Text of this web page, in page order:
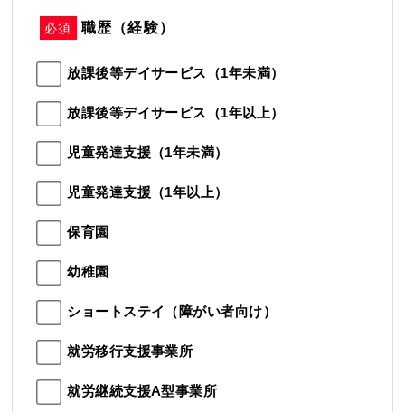
必須 職歴（経験）
放課後等デイサービス（1年未満）
放課後等デイサービス（1年以上）
児童発達支援（1年未満）
児童発達支援（1年以上）
保育園
幼稚園
ショートステイ（障がい者向け）
就労移行支援事業所
就労継続支援A型事業所